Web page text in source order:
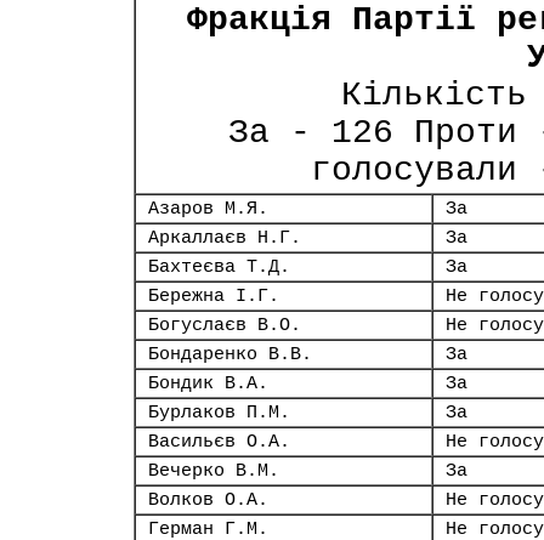
Фракція Партії
За - 126 Проти
Азаров М.Я.
За
Аркаллаєв Н.Г.
За
Бахтеєва Т.Д.
За
Бережна І.Г.
Не
Богуслаєв В.О.
Не
Бондаренко В.В.
За
Бондик В.А.
За
Бурлаков П.М.
За
Васильєв О.А.
Не
Вечерко В.М.
За
Волков О.А.
Не
Герман Г.М.
Не